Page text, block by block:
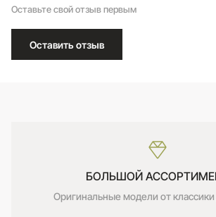
Оставьте свой отзыв первым
Оставить отзыв
БОЛЬШОЙ
Оригинальные модели от классики